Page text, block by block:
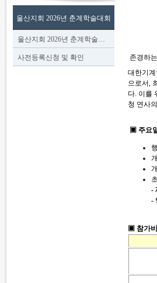
울산지회 2026년 춘계학술대회
울산지회 2026년 춘계학술…
사전등록신청 및 확인
존경하
대한기
으로서,
다. 이를
청 연사
▣ 주요
-
-
▣ 참가비